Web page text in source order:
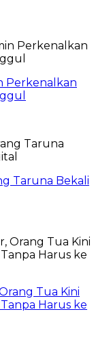
Perkenalkan
Taruna Bekali
Tua Kini
Harus ke